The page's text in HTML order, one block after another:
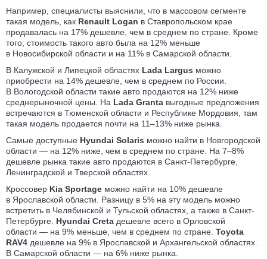
Например, специалисты выяснили, что в массовом сегменте
такая модель, как Renault Logan в Ставропольском крае
продавалась на 17% дешевле, чем в среднем по стране. Кроме
того, стоимость такого авто была на 12% меньше
в Новосибирской области и на 11% в Самарской области.
В Калужской и Липецкой областях Lada Largus можно
приобрести на 14% дешевле, чем в среднем по России.
В Вологодской области такие авто продаются на 12% ниже
среднерыночной цены. На Lada Granta выгодные предложения
встречаются в Тюменской области и Республике Мордовия, там
такая модель продается почти на 11–13% ниже рынка.
Самые доступные Hyundai Solaris можно найти в Новгородской
области — на 12% ниже, чем в среднем по стране. На 7–8%
дешевле рынка такие авто продаются в Санкт-Петербурге,
Ленинградской и Тверской областях.
Кроссовер Kia Sportage можно найти на 10% дешевле
в Ярославской области. Разницу в 5% на эту модель можно
встретить в Челябинской и Тульской областях, а также в Санкт-
Петербурге. Hyundai Creta дешевле всего в Орловской
области — на 9% меньше, чем в среднем по стране. Toyota
RAV4 дешевле на 9% в Ярославской и Архангельской областях.
В Самарской области — на 6% ниже рынка.